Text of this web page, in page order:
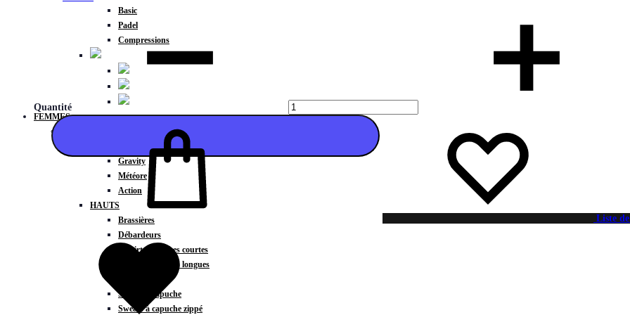
Basic
Padel
Compressions
FEMMES
Gravity
Météore
Action
HAUTS
Brassières
Débardeurs
T-shirts manches courtes
T-shirts manches longues
Sweats à capuche
Sweats à capuche zippé
Quantité
Liste